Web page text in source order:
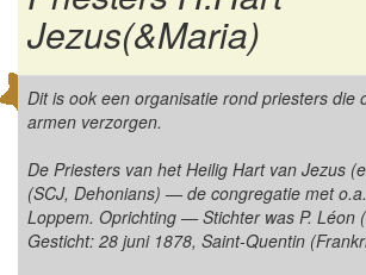
Jezus(&Maria)
Dit is ook een organisatie rond priesters die
armen verzorgen.
De Priesters van het Heilig Hart van Jezus
(SCJ, Dehonians) — de congregatie met
Loppem. Oprichting — Stichter was P. Léon
Gesticht: 28 juni 1878, Saint-Quentin